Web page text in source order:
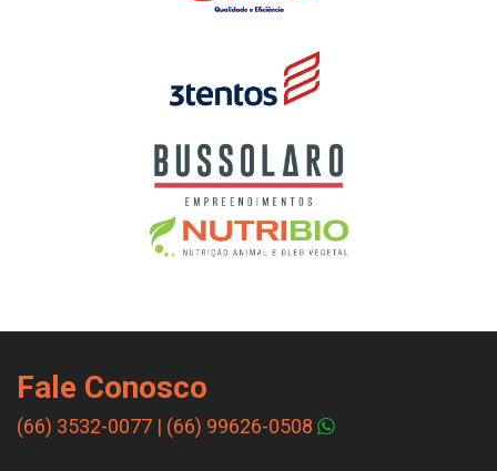
Fale Conosco
(66) 3532-0077 | (66) 99626-0508